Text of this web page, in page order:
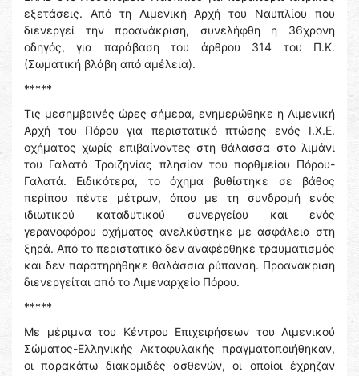
εξετάσεις. Από τη Λιμενική Αρχή του Ναυπλίου που
διενεργεί την προανάκριση, συνελήφθη η 36χρονη
οδηγός, για παράβαση του άρθρου 314 του Π.Κ.
(Σωματική βλάβη από αμέλεια).
*****
Τις μεσημβρινές ώρες σήμερα, ενημερώθηκε η Λιμενική
Αρχή του Πόρου για περιστατικό πτώσης ενός Ι.Χ.Ε.
οχήματος χωρίς επιβαίνοντες στη θάλασσα στο λιμάνι
του Γαλατά Τροιζηνίας πλησίον του πορθμείου Πόρου-
Γαλατά. Ειδικότερα, το όχημα βυθίστηκε σε βάθος
περίπου πέντε μέτρων, όπου με τη συνδρομή ενός
ιδιωτικού καταδυτικού συνεργείου και ενός
γερανοφόρου οχήματος ανελκύστηκε με ασφάλεια στη
ξηρά. Από το περιστατικό δεν αναφέρθηκε τραυματισμός
και δεν παρατηρήθηκε θαλάσσια ρύπανση. Προανάκριση
διενεργείται από το Λιμεναρχείο Πόρου.
*****
Με μέριμνα του Κέντρου Επιχειρήσεων του Λιμενικού
Σώματος-Ελληνικής Ακτοφυλακής πραγματοποιήθηκαν,
οι παρακάτω διακομιδές ασθενών, οι οποίοι έχρηζαν